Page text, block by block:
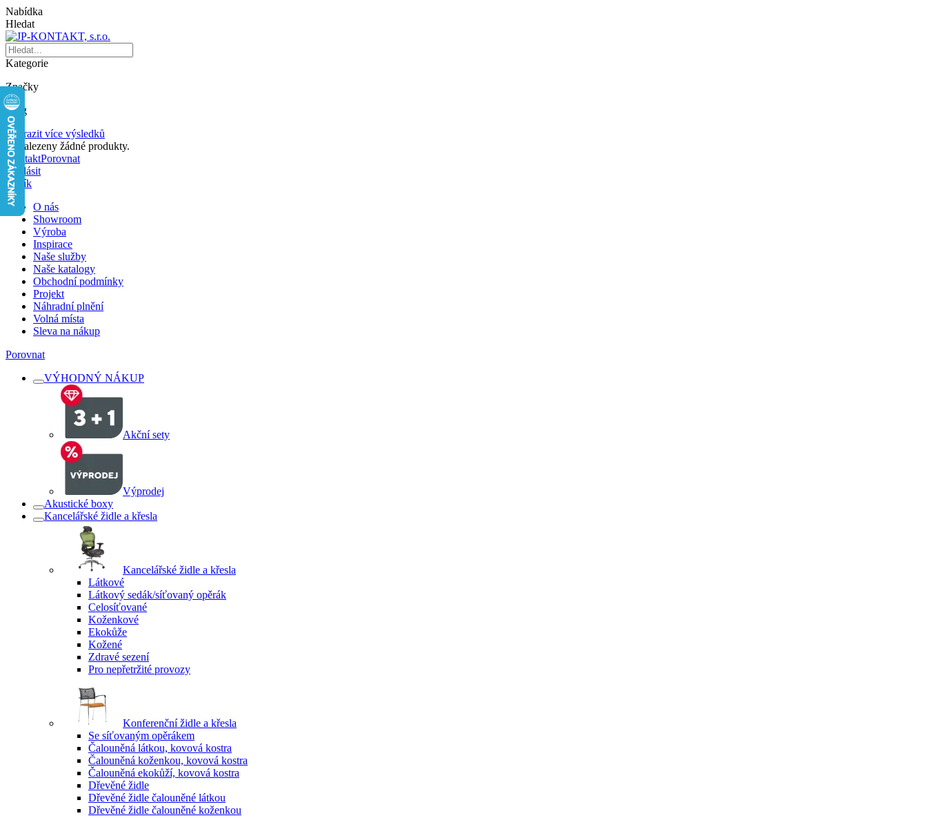
Nabídka
Hledat
Kategorie
Značky
Blog
Zobrazit více výsledků
Nenalezeny žádné produkty.
KontaktPorovnat
Přihlásit
Košík
O nás
Showroom
Výroba
Inspirace
Naše služby
Naše katalogy
Obchodní podmínky
Projekt
Náhradní plnění
Volná místa
Sleva na nákup
Porovnat
VÝHODNÝ NÁKUP
Akční sety
Výprodej
Akustické boxy
Kancelářské židle a křesla
Kancelářské židle a křesla
Látkové
Látkový sedák/síťovaný opěrák
Celosíťované
Koženkové
Ekokůže
Kožené
Zdravé sezení
Pro nepřetržité provozy
Konferenční židle a křesla
Se síťovaným opěrákem
Čalouněná látkou, kovová kostra
Čalouněná koženkou, kovová kostra
Čalouněná ekokůží, kovová kostra
Dřevěné židle
Dřevěné židle čalouněné látkou
Dřevěné židle čalouněné koženkou